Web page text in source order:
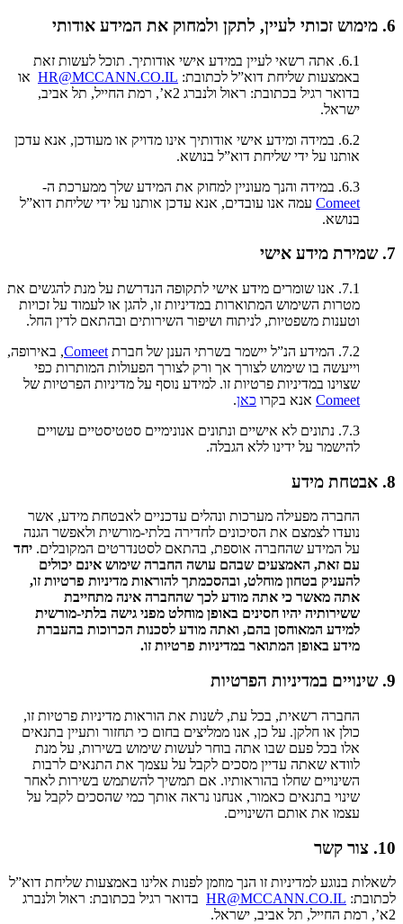
6. מימוש זכותי לעיין, לתקן ולמחוק את המידע אודותי
6.1. אתה רשאי לעיין במידע אישי אודותיך. תוכל לעשות זאת
באמצעות שליחת דוא”ל לכתובת: HR@MCCANN.CO.IL או
בדואר רגיל בכתובת: ראול ולנברג 2א’, רמת החייל, תל אביב,
ישראל.
6.2. במידה ומידע אישי אודותיך אינו מדויק או מעודכן, אנא עדכן
אותנו על ידי שליחת דוא”ל בנושא.
6.3. במידה והנך מעוניין למחוק את המידע שלך ממערכת ה-
Comeet עמה אנו עובדים, אנא עדכן אותנו על ידי שליחת דוא”ל
בנושא.
7. שמירת מידע אישי
7.1. אנו שומרים מידע אישי לתקופה הנדרשת על מנת להגשים את
מטרות השימוש המתוארות במדיניות זו, להגן או לעמוד על זכויות
וטענות משפטיות, לניתוח ושיפור השירותים ובהתאם לדין החל.
7.2. המידע הנ”ל יישמר בשרתי הענן של חברת
Comeet, באירופה,
וייעשה בו שימוש לצורך אך ורק לצורך הפעולות המותרות כפי
שצוינו במדיניות פרטיות זו. למידע נוסף על מדיניות הפרטיות של
Comeet אנא בקרו כאן.
7.3. נתונים לא אישיים ונתונים אנונימיים סטטיסטיים עשויים
להישמר על ידינו ללא הגבלה.
8. אבטחת מידע
החברה מפעילה מערכות ונהלים עדכניים לאבטחת מידע, אשר
נועדו לצמצם את הסיכונים לחדירה בלתי-מורשית ולאפשר הגנה
על המידע שהחברה אוספת, בהתאם לסטנדרטים המקובלים. יחד
עם זאת, האמצעים שבהם עושה החברה שימוש אינם יכולים
להעניק בטחון מוחלט, ובהסכמתך להוראות מדיניות פרטיות זו,
אתה מאשר כי אתה מודע לכך שהחברה אינה מתחייבת
ששירותיה יהיו חסינים באופן מוחלט מפני גישה בלתי-מורשית
למידע המאוחסן בהם, ואתה מודע לסכנות הכרוכות בהעברת
מידע באופן המתואר במדיניות פרטיות זו.
9. שינויים במדיניות הפרטיות
החברה רשאית, בכל עת, לשנות את הוראות מדיניות פרטיות זו,
כולן או חלקן. על כן, אנו ממליצים בחום כי תחזור ותעיין בתנאים
אלו בכל פעם שבו אתה בוחר לעשות שימוש בשירות, על מנת
לוודא שאתה עדיין מסכים לקבל על עצמך את התנאים לרבות
השינויים שחלו בהוראותיו. אם תמשיך להשתמש בשירות לאחר
שינוי בתנאים כאמור, אנחנו נראה אותך כמי שהסכים לקבל על
עצמו את אותם השינויים.
10. צור קשר
לשאלות בנוגע למדיניות זו הנך מוזמן לפנות אלינו באמצעות שליחת דוא”ל
לכתובת: HR@MCCANN.CO.IL בדואר רגיל בכתובת: ראול ולנברג
2א’, רמת החייל, תל אביב, ישראל.